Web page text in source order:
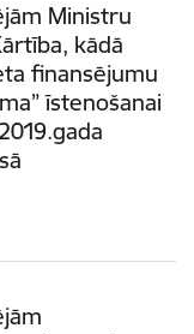
Ministru
kādā
finansējumu
īstenošanai